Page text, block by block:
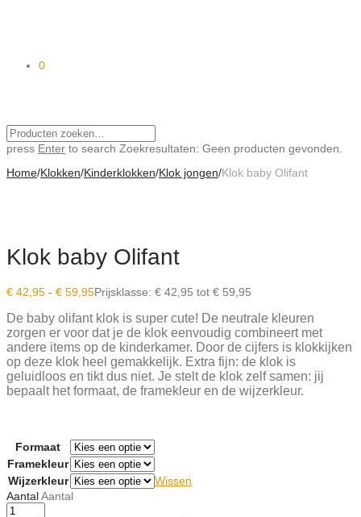
0
press Enter to search Zoekresultaten: Geen producten gevonden.
Home/Klokken/Kinderklokken/Klok jongen/Klok baby Olifant
Klok baby Olifant
€ 42,95 - € 59,95Prijsklasse: € 42,95 tot € 59,95
De baby olifant klok is super cute! De neutrale kleuren
zorgen er voor dat je de klok eenvoudig combineert met
andere items op de kinderkamer. Door de cijfers is klokkijken
op deze klok heel gemakkelijk. Extra fijn: de klok is
geluidloos en tikt dus niet. Je stelt de klok zelf samen: jij
bepaalt het formaat, de framekleur en de wijzerkleur.
Formaat
Framekleur
Wijzerkleur
Wissen
AantalAantal